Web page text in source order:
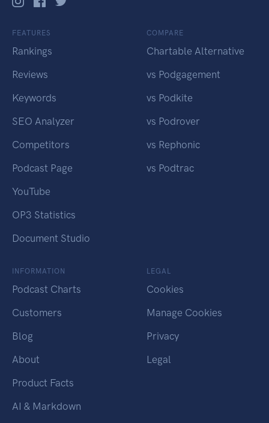
FEATURES
Rankings
Reviews
Keywords
SEO Analyzer
Competitors
Podcast Page
YouTube
OP3 Statistics
Document Studio
COMPARE
Chartable Alternative
vs Podgagement
vs Podkite
vs Podrover
vs Rephonic
vs Podtrac
INFORMATION
Podcast Charts
Customers
Blog
About
Product Facts
AI & Markdown
LEGAL
Cookies
Manage Cookies
Privacy
Legal